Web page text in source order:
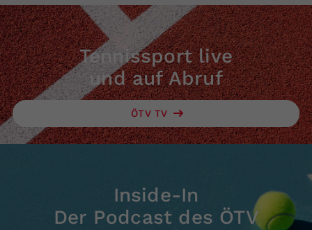
Tennissport live
und auf Abruf
ÖTV TV
Inside-In
Der Podcast des ÖTV